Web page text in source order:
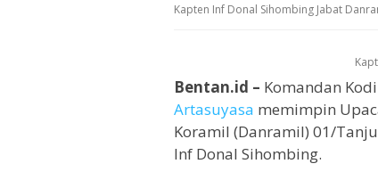
Kapten Inf Donal Sihombing Jabat
Bentan.id – Komandan
Artasuyasa memimpin
Koramil (Danramil) 01/
Inf Donal Sihombing.